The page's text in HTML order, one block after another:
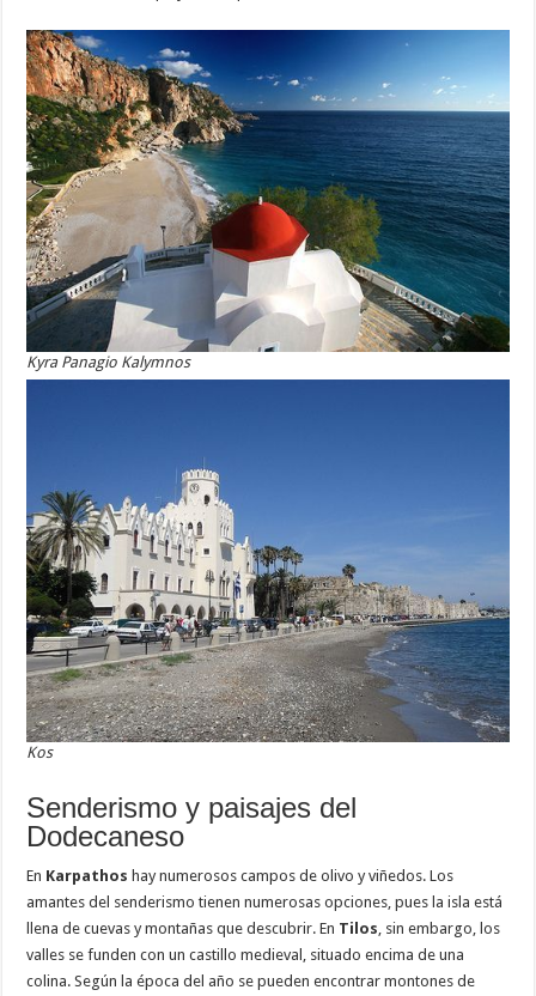
Kyra Panagio Kalymnos
Kos
Senderismo y paisajes del
Dodecaneso
En Karpathos hay numerosos campos de olivo y viñedos. Los
amantes del senderismo tienen numerosas opciones, pues la isla está
llena de cuevas y montañas que descubrir. En Tilos , sin embargo, los
valles se funden con un castillo medieval, situado encima de una
colina. Según la época del año se pueden encontrar montones de